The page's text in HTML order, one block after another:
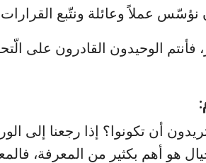
نؤسّس عملاً وعائلة ونتّبع القرارات
فأنتم الوحيدون القادرون على
أن تكونوا؟ إذا رجعنا إلى
هو أهم بكثير من المعرفة،